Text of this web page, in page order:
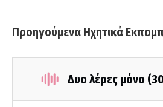
Προηγούμενα Ηχητικά
Δυο λέρες μόνο